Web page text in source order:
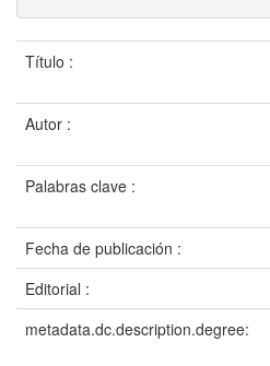
Título :
Autor :
Palabras clave :
Fecha de publicación :
Editorial :
metadata.dc.description.degree: